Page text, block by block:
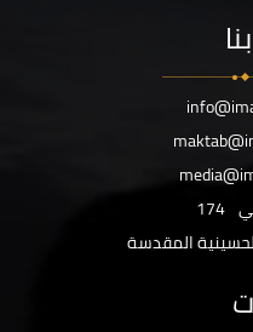
174
المقدسة